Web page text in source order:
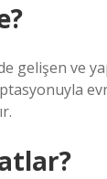
ve